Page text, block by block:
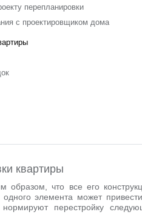
перепланировки
с проектировщиком дома
квартиры
образом, что все его
элемента может
перестройку